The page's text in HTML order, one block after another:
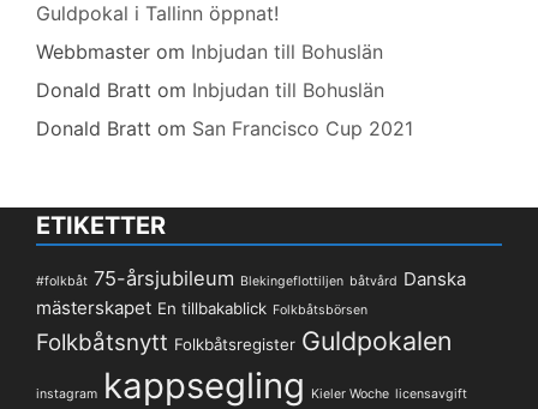
Guldpokal i Tallinn öppnat!
Webbmaster om Inbjudan till Bohuslän
Donald Bratt om Inbjudan till Bohuslän
Donald Bratt om San Francisco Cup 2021
ETIKETTER
#folkbåt 75-årsjubileum Blekingeflottiljen båtvård Danska
mästerskapet En tillbakablick Folkbåtsbörsen
Folkbåtsnytt Folkbåtsregister Guldpokalen
instagram kappsegling Kieler Woche licensavgift